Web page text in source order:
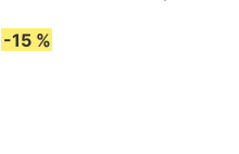
-15 %